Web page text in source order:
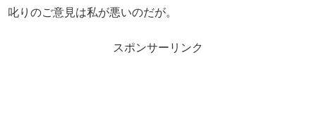
叱りのご意見は私が悪いのだが。
スポンサーリンク